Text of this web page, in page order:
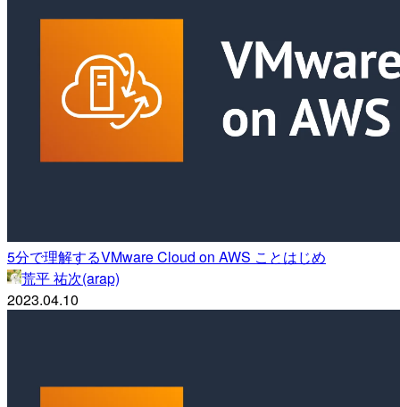
5分で理解するVMware Cloud on AWS ことはじめ
荒平 祐次(arap)
2023.04.10